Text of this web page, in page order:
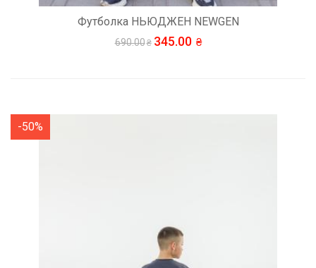
Футболка НЬЮДЖЕН NEWGEN
690.00 345.00
-50%